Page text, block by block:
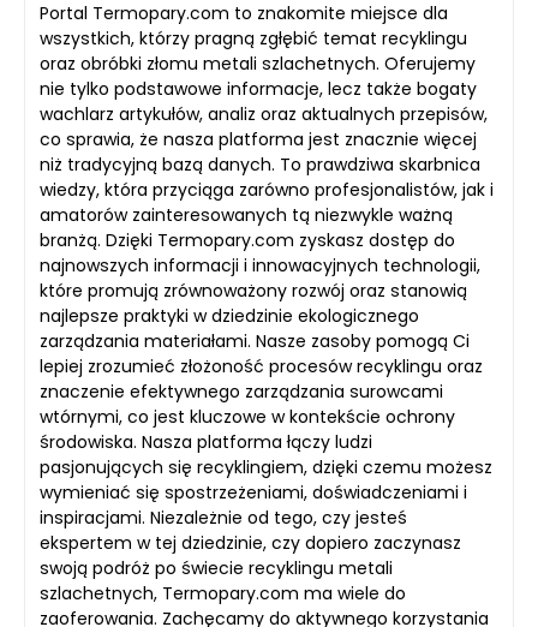
Portal Termopary.com to znakomite miejsce dla
wszystkich, którzy pragną zgłębić temat recyklingu
oraz obróbki złomu metali szlachetnych. Oferujemy
nie tylko podstawowe informacje, lecz także bogaty
wachlarz artykułów, analiz oraz aktualnych przepisów,
co sprawia, że nasza platforma jest znacznie więcej
niż tradycyjną bazą danych. To prawdziwa skarbnica
wiedzy, która przyciąga zarówno profesjonalistów, jak i
amatorów zainteresowanych tą niezwykle ważną
branżą. Dzięki Termopary.com zyskasz dostęp do
najnowszych informacji i innowacyjnych technologii,
które promują zrównoważony rozwój oraz stanowią
najlepsze praktyki w dziedzinie ekologicznego
zarządzania materiałami. Nasze zasoby pomogą Ci
lepiej zrozumieć złożoność procesów recyklingu oraz
znaczenie efektywnego zarządzania surowcami
wtórnymi, co jest kluczowe w kontekście ochrony
środowiska. Nasza platforma łączy ludzi
pasjonujących się recyklingiem, dzięki czemu możesz
wymieniać się spostrzeżeniami, doświadczeniami i
inspiracjami. Niezależnie od tego, czy jesteś
ekspertem w tej dziedzinie, czy dopiero zaczynasz
swoją podróż po świecie recyklingu metali
szlachetnych, Termopary.com ma wiele do
zaoferowania. Zachęcamy do aktywnego korzystania